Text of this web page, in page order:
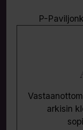
P-
arkisin